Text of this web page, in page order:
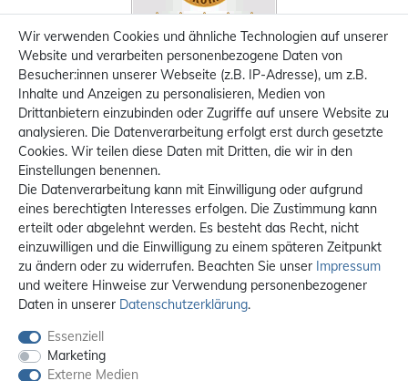
Wir verwenden Cookies und ähnliche Technologien auf unserer
Website und verarbeiten personenbezogene Daten von
Besucher:innen unserer Webseite (z.B. IP-Adresse), um z.B.
Inhalte und Anzeigen zu personalisieren, Medien von
Drittanbietern einzubinden oder Zugriffe auf unsere Website zu
analysieren. Die Datenverarbeitung erfolgt erst durch gesetzte
Cookies. Wir teilen diese Daten mit Dritten, die wir in den
Einstellungen benennen.
Die Datenverarbeitung kann mit Einwilligung oder aufgrund
eines berechtigten Interesses erfolgen. Die Zustimmung kann
erteilt oder abgelehnt werden. Es besteht das Recht, nicht
einzuwilligen und die Einwilligung zu einem späteren Zeitpunkt
zu ändern oder zu widerrufen. Beachten Sie unser Impressum
und weitere Hinweise zur Verwendung personenbezogener
Daten in unserer Daten­schutz­erklärung.
Essenziell
Marketing
Externe Medien